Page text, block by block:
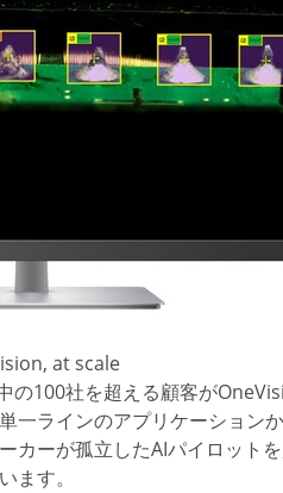
at scale
の100社を超える顧客が
一ラインのアプリケーション
カーが孤立したAIパイロット
ます。